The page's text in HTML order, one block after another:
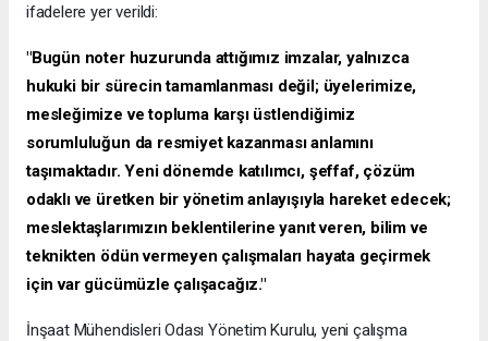
ifadelere yer verildi:
"Bugün noter huzurunda attığımız imzalar, yalnızca
hukuki bir sürecin tamamlanması değil; üyelerimize,
mesleğimize ve topluma karşı üstlendiğimiz
sorumluluğun da resmiyet kazanması anlamını
taşımaktadır. Yeni dönemde katılımcı, şeffaf, çözüm
odaklı ve üretken bir yönetim anlayışıyla hareket edecek;
meslektaşlarımızın beklentilerine yanıt veren, bilim ve
teknikten ödün vermeyen çalışmaları hayata geçirmek
için var gücümüzle çalışacağız."
İnşaat Mühendisleri Odası Yönetim Kurulu, yeni çalışma